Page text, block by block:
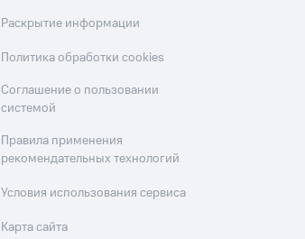
Раскрытие информации
Политика обработки cookies
Соглашение о пользовании
системой
Правила применения
рекомендательных технологий
Условия использования сервиса
Карта сайта